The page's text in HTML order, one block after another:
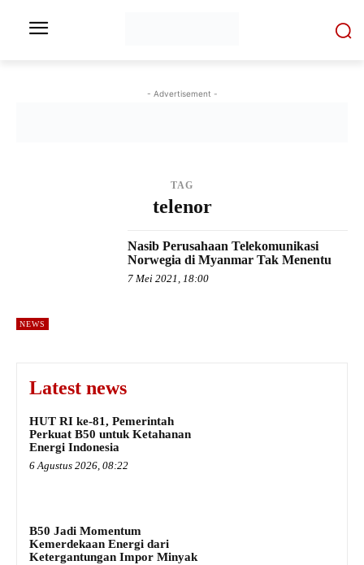
- Advertisement -
TAG
telenor
NEWS
Nasib Perusahaan Telekomunikasi
Norwegia di Myanmar Tak Menentu
7 Mei 2021, 18:00
Latest news
HUT RI ke-81, Pemerintah
Perkuat B50 untuk Ketahanan
Energi Indonesia
6 Agustus 2026, 08:22
B50 Jadi Momentum
Kemerdekaan Energi dari
Ketergantungan Impor Minyak